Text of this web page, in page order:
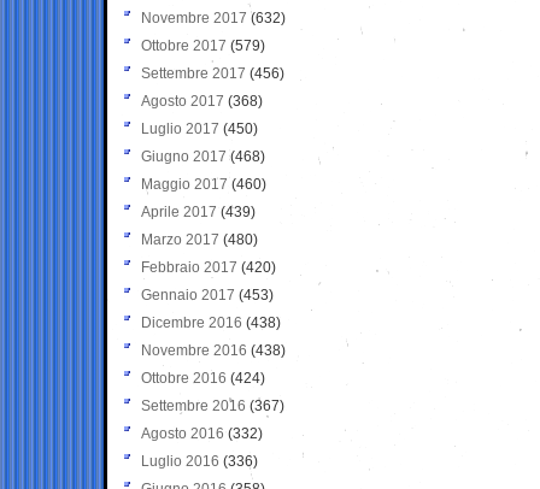
Novembre 2017 (632)
Ottobre 2017 (579)
Settembre 2017 (456)
Agosto 2017 (368)
Luglio 2017 (450)
Giugno 2017 (468)
Maggio 2017 (460)
Aprile 2017 (439)
Marzo 2017 (480)
Febbraio 2017 (420)
Gennaio 2017 (453)
Dicembre 2016 (438)
Novembre 2016 (438)
Ottobre 2016 (424)
Settembre 2016 (367)
Agosto 2016 (332)
Luglio 2016 (336)